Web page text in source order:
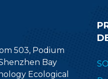
503, Podium
Bay
Ecological